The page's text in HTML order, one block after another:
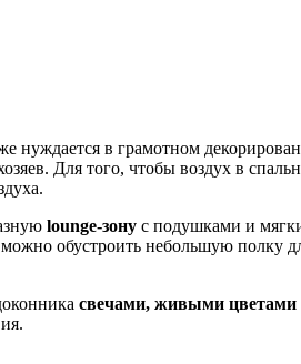
в грамотном
Для того, чтобы воздух в
lounge-зону с подушками и
обустроить небольшую
свечами, живыми цветами